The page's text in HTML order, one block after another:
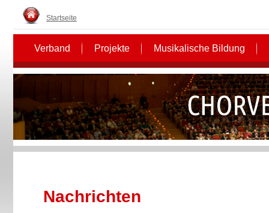
Startseite
Verband Projekte Musikalische Bildung
Nachrichten